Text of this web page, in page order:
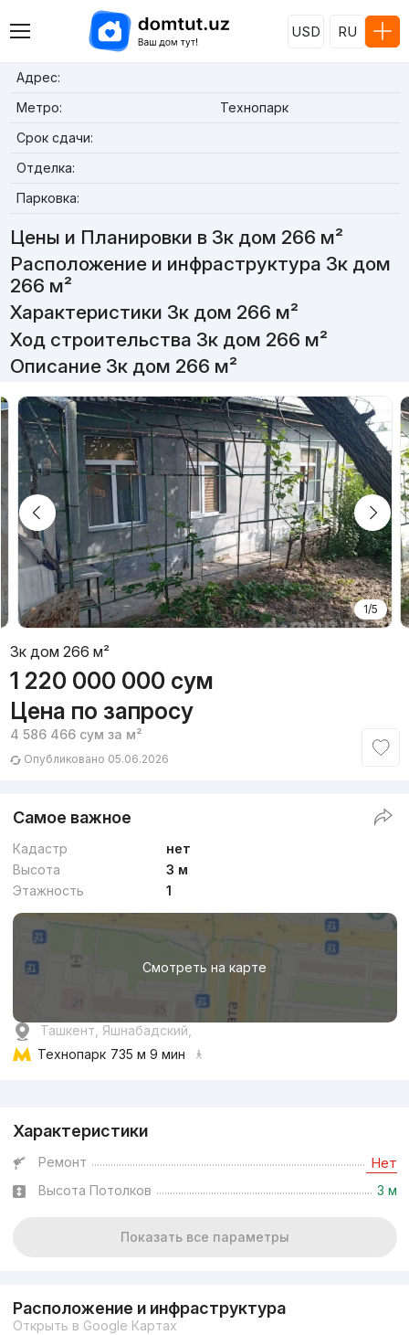
USD RU
Адрес:
Метро:
Технопарк
Срок сдачи:
Отделка:
Парковка:
Цены и Планировки в 3к дом 266 м²
Расположение и инфраструктура 3к дом
266 м²
Характеристики 3к дом 266 м²
Ход строительства 3к дом 266 м²
Описание 3к дом 266 м²
1/5
3к дом 266 м²
1 220 000 000 сум
Цена по запросу
4 586 466 сум за м²
Опубликовано 05.06.2026
Самое важное
Кадастр
нет
Высота
3 м
Этажность
1
Смотреть на карте
Ташкент, Яшнабадский,
Технопарк 735 м 9 мин
Характеристики
Ремонт Нет
Высота Потолков 3 м
Показать все параметры
Расположение и инфраструктура
Открыть в Google Картах